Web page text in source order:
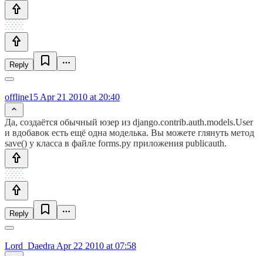
Reply
offline15 Apr 21 2010 at 20:40
Да, создаётся обычный юзер из django.contrib.auth.models.User
и вдобавок есть ещё одна моделька. Вы можете глянуть метод
save() у класса в файле forms.py приложения publicauth.
Reply
Lord_Daedra Apr 22 2010 at 07:58